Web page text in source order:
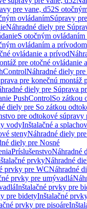
pre vane, d52S
ovládanímSúpravy
Náhradné diely pre
S otočným
ovládaním a prívodom
ovládanie a prívod
pre otočné ovládanie
Náhradné diely
pre konečnú montáž
diely pre Súprava
PushControlSo zátkou
diely pre So zátkou
pre odtokové súpravy
vodyInštalačné a
stenyNáhradné diely
diely pre Nosné
PríslušenstvoNáhradné
prvkyNáhradné
prvky pre WCNáhradné
prvky pre umývadlá
Inštalačné prvky pre
pre bidetyInštalačné
prvky pre pisoáre